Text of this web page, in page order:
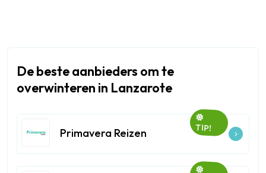
De beste aanbieders om te
overwinteren in Lanzarote
Primavera Reizen TIP!